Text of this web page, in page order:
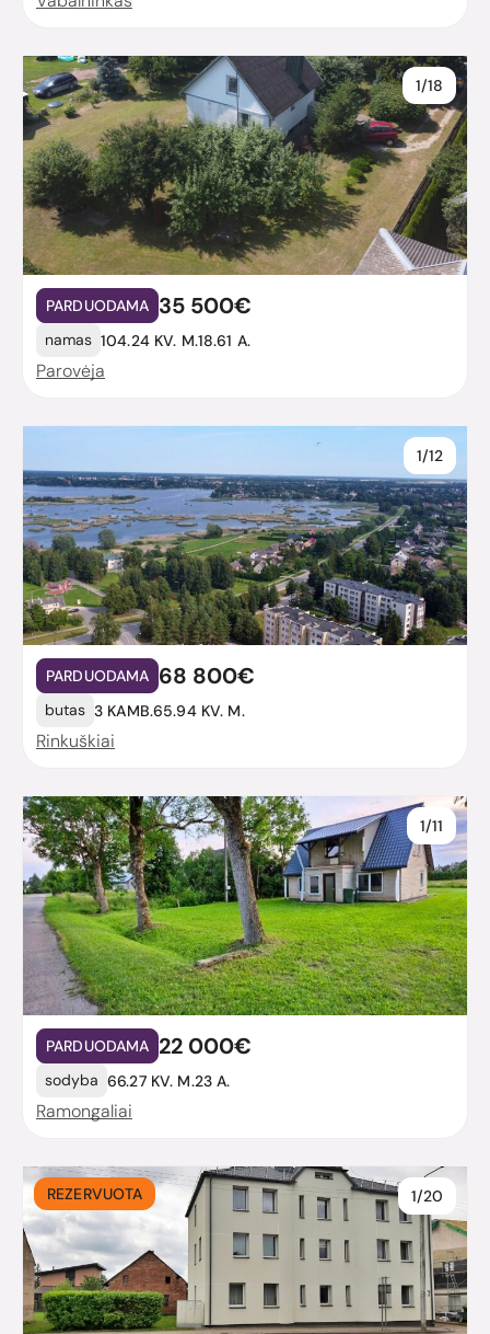
1/18
PARDUODAMA 35 500€
namas 104.24 KV. M.18.61 A.
Parovėja
1/12
PARDUODAMA 68 800€
butas 3 KAMB.65.94 KV. M.
Rinkuškiai
1/11
PARDUODAMA 22 000€
sodyba 66.27 KV. M.23 A.
Ramongaliai
REZERVUOTA 1/20